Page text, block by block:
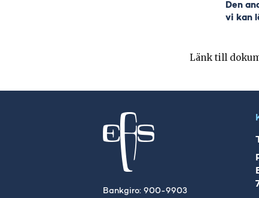
Den
vi kan
Länk till
Bankgiro: 900-9903